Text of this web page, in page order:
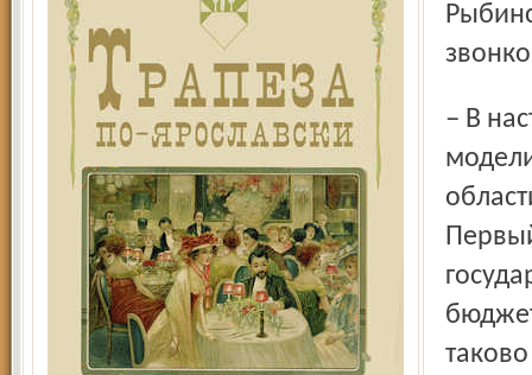
– В настоящий момент обсуждаются два варианта бизнес-